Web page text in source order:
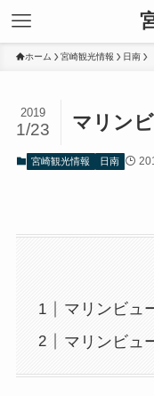
ホーム 宮崎観光情報 日南
マリン
2019
1/23
宮崎観光情報 日南
マリンビュ
マリンビュ